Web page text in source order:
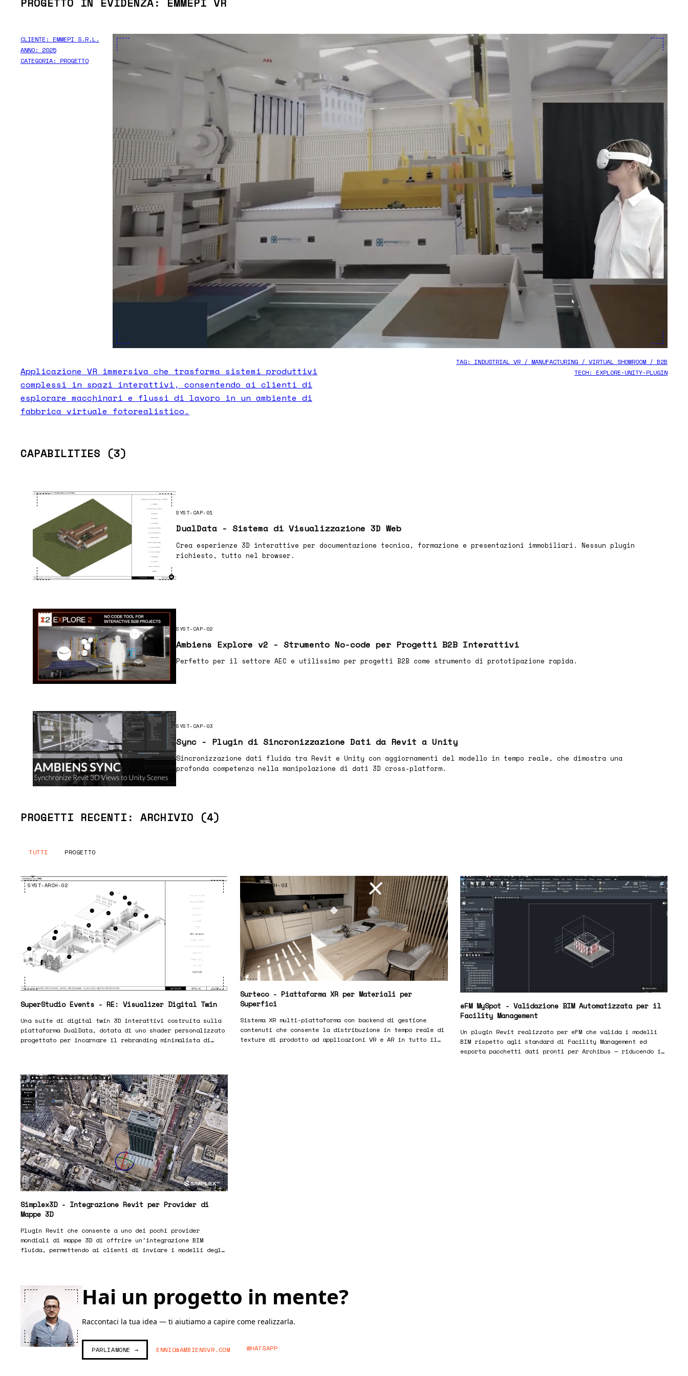
CLIENTE: EMMEPI S.R.L.
ANNO: 2025
CATEGORIA: PROGETTO
Applicazione VR immersiva che trasforma sistemi produttivi
complessi in spazi interattivi, consentendo ai clienti di
esplorare macchinari e flussi di lavoro in un ambiente di
fabbrica virtuale fotorealistico.
TAG: INDUSTRIAL VR / MANUFACTURING / VIRTUAL SHOWROOM / B2B
TECH: EXPLORE-UNITY-PLUGIN
CAPABILITIES (3)
SYST-CAP-01
DualData - Sistema di Visualizzazione 3D Web
Crea esperienze 3D interattive per documentazione tecnica, formazione e presentazioni immobiliari. Nessun plugin
richiesto, tutto nel browser.
SYST-CAP-02
Ambiens Explore v2 - Strumento No-code per Progetti B2B Interattivi
Perfetto per il settore AEC e utilissimo per progetti B2B come strumento di prototipazione rapida.
SYST-CAP-03
Sync - Plugin di Sincronizzazione Dati da Revit a Unity
Sincronizzazione dati fluida tra Revit e Unity con aggiornamenti del modello in tempo reale, che dimostra una
profonda competenza nella manipolazione di dati 3D cross-platform.
PROGETTI RECENTI: ARCHIVIO (4)
TUTTI PROGETTO
SYST-ARCH-02
SuperStudio Events - RE: Visualizer Digital Twin
Una suite di digital twin 3D interattivi costruita sulla
piattaforma DualData, dotata di uno shader personalizzato
progettato per incarnare il rebranding minimalista di
SYST-ARCH-03
Surteco - Piattaforma XR per Materiali per
Superfici
Sistema XR multi-piattaforma con backend di gestione
contenuti che consente la distribuzione in tempo reale di
texture di prodotto ad applicazioni VR e AR in tutto il
SYST-ARCH-04
eFM MySpot - Validazione BIM Automatizzata per il
Facility Management
Un plugin Revit realizzato per eFM che valida i modelli
BIM rispetto agli standard di Facility Management ed
esporta pacchetti dati pronti per Archibus — riducendo i
SYST-ARCH-05
Simplex3D - Integrazione Revit per Provider di
Mappe 3D
Plugin Revit che consente a uno dei pochi provider
mondiali di mappe 3D di offrire un'integrazione BIM
fluida, permettendo ai clienti di inviare i modelli degli
Hai un progetto in mente?
Raccontaci la tua idea — ti aiutiamo a capire come realizzarla.
PARLIAMONE → ENNIO@AMBIENSVR.COM WHATSAPP